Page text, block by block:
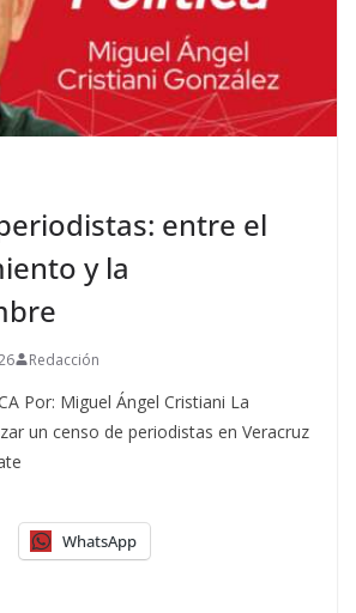
entre el
y la
Redacción
Por: Miguel Ángel Cristiani La
un censo de periodistas en Veracruz
WhatsApp